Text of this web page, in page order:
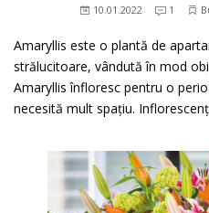
10.01.2022 1
Amaryllis este o plantă de
strălucitoare, vândută în mod
Amaryllis înfloresc pentru o
necesită mult spațiu.